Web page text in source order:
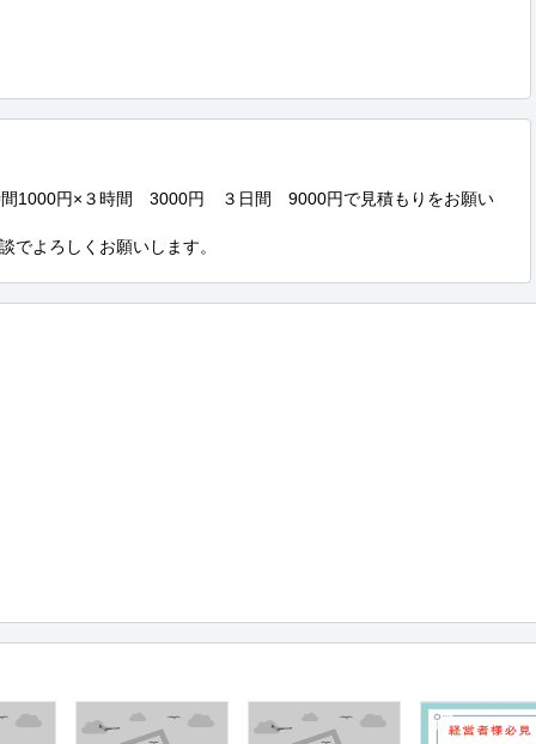
1000円×３時間　3000円　３日間　9000円で見積もりをお願い
でよろしくお願いします。